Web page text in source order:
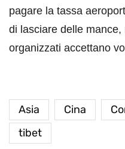
pagare la tassa
di lasciare delle
organizzati accettano
Asia Cina
tibet